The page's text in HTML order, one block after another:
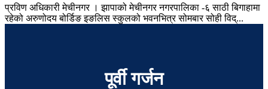
प्रविण अधिकारी मेचीनगर । झापाको मेचीनगर नगरपालिका -६ साठी बिगाहामा
रहेको अरुणोदय बोर्डिङ इङलिस स्कुलको भवनभित्र सोमबार सोही विद्...
पूर्वी गर्जन